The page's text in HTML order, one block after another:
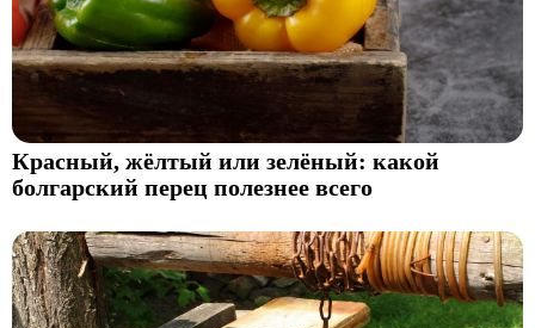
Красный, жёлтый или зелёный: какой
болгарский перец полезнее всего